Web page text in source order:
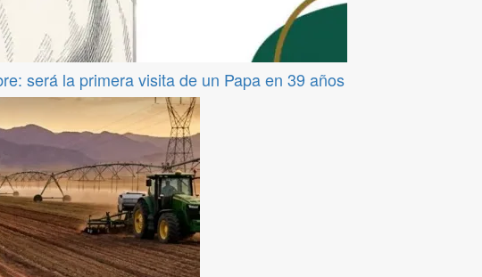
será la primera visita de un Papa en 39 años